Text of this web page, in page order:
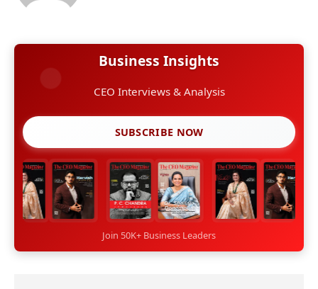
Business Insights
CEO Interviews & Analysis
SUBSCRIBE NOW
Join 50K+ Business Leaders